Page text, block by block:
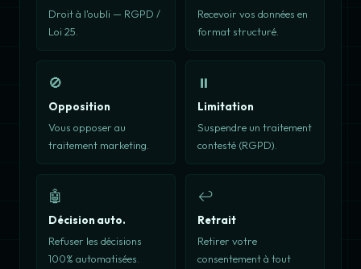
Droit à l'oubli — RGPD /
Loi 25.
Recevoir vos données en
format structuré.
🚫
Opposition
Vous opposer au
traitement marketing.
⏸️
Limitation
Suspendre un traitement
contesté (RGPD).
🤖
Décision auto.
Refuser les décisions
100% automatisées.
↩️
Retrait
Retirer votre
consentement à tout